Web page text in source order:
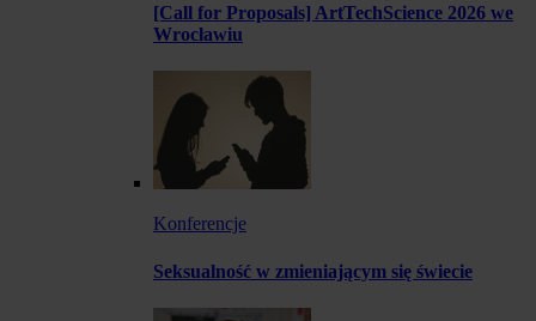
[Call for Proposals] ArtTechScience 2026 we
Wrocławiu
Konferencje
Seksualność w zmieniającym się świecie